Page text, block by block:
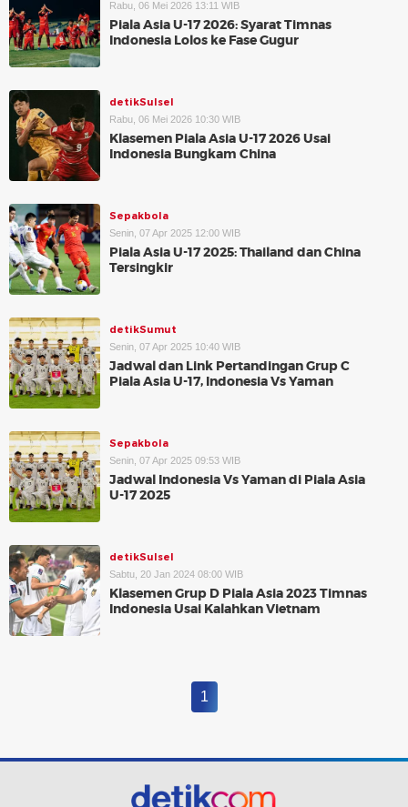
Rabu, 06 Mei 2026 13:11 WIB
Piala Asia U-17 2026: Syarat Timnas
Indonesia Lolos ke Fase Gugur
detikSulsel
Rabu, 06 Mei 2026 10:30 WIB
Klasemen Piala Asia U-17 2026 Usai
Indonesia Bungkam China
Sepakbola
Senin, 07 Apr 2025 12:00 WIB
Piala Asia U-17 2025: Thailand dan China
Tersingkir
detikSumut
Senin, 07 Apr 2025 10:40 WIB
Jadwal dan Link Pertandingan Grup C
Piala Asia U-17, Indonesia Vs Yaman
Sepakbola
Senin, 07 Apr 2025 09:53 WIB
Jadwal Indonesia Vs Yaman di Piala Asia
U-17 2025
detikSulsel
Sabtu, 20 Jan 2024 08:00 WIB
Klasemen Grup D Piala Asia 2023 Timnas
Indonesia Usai Kalahkan Vietnam
1